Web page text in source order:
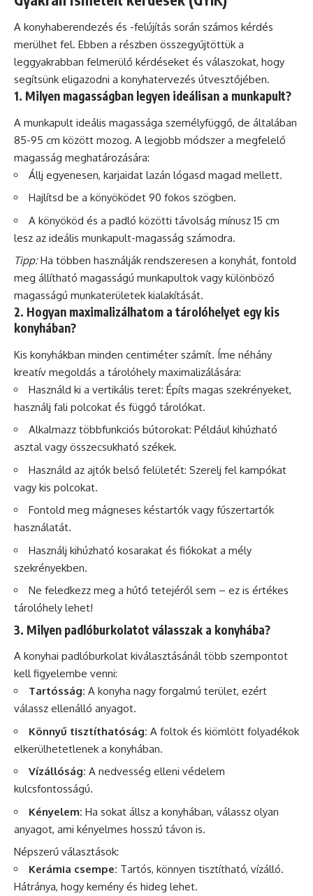
A konyhaberendezés és -felújítás során számos kérdés
merülhet fel. Ebben a részben összegyűjtöttük a
leggyakrabban felmerülő kérdéseket és válaszokat, hogy
segítsünk eligazodni a konyhatervezés útvesztőjében.
1. Milyen magasságban legyen ideálisan a munkapult?
A munkapult ideális magassága személyfüggő, de általában
85-95 cm között mozog. A legjobb módszer a megfelelő
magasság meghatározására:
Állj egyenesen, karjaidat lazán lógasd magad mellett.
Hajlítsd be a könyöködet 90 fokos szögben.
A könyököd és a padló közötti távolság mínusz 15 cm
lesz az ideális munkapult-magasság számodra.
Tipp:Ha többen használják rendszeresen a konyhát, fontold
meg állítható magasságú munkapultok vagy különböző
magasságú munkaterületek kialakítását.
2. Hogyan maximalizálhatom a tárolóhelyet egy kis
konyhában?
Kis konyhákban minden centiméter számít. Íme néhány
kreatív megoldás a tárolóhely maximalizálására:
Használd ki a vertikális teret: Építs magas szekrényeket,
használj fali polcokat és függő tárolókat.
Alkalmazz többfunkciós bútorokat: Például kihúzható
asztal vagy összecsukható székek.
Használd az ajtók belső felületét: Szerelj fel kampókat
vagy kis polcokat.
Fontold meg mágneses késtartók vagy fűszertartók
használatát.
Használj kihúzható kosarakat és fiókokat a mély
szekrényekben.
Ne feledkezz meg a hűtő tetejéről sem – ez is értékes
tárolóhely lehet!
3. Milyen padlóburkolatot válasszak a konyhába?
A konyhai padlóburkolat kiválasztásánál több szempontot
kell figyelembe venni:
Tartósság: A konyha nagy forgalmú terület, ezért
válassz ellenálló anyagot.
Könnyű tisztíthatóság: A foltok és kiömlött folyadékok
elkerülhetetlenek a konyhában.
Vízállóság: A nedvesség elleni védelem
kulcsfontosságú.
Kényelem: Ha sokat állsz a konyhában, válassz olyan
anyagot, ami kényelmes hosszú távon is.
Népszerű választások:
Kerámia csempe: Tartós, könnyen tisztítható, vízálló.
Hátránya, hogy kemény és hideg lehet.